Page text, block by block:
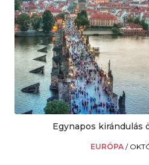
Egynapos kirándulás
EURÓPA /